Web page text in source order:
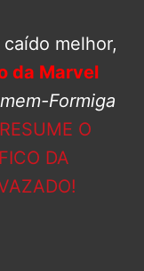
melhor,
da Marvel
Formiga
O
DA